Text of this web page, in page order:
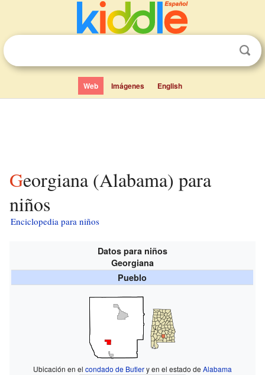
Web Imágenes English
Georgiana (Alabama) para
niños
Enciclopedia para niños
Datos para niños
Georgiana
Pueblo
Ubicación en el condado de Butlery en el estado de Alabama